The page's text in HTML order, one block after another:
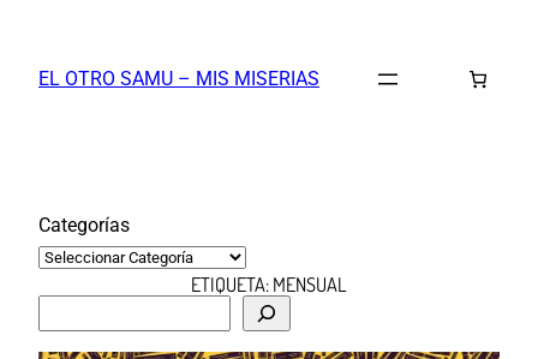
contenido
EL OTRO SAMU – MIS MISERIAS
Categorías
ETIQUETA:MENSUAL